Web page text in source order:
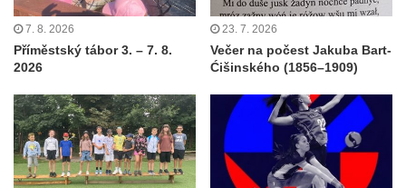
7. 8. 2026
Příměstský tábor 3. – 7. 8.
2026
23. 7. 2026
Večer na počest Jakuba Bart-
Ćišinského (1856–1909)